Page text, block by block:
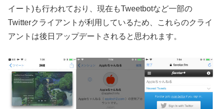
イート)も行われており、現在もTweetbotなど一部の
Twitterクライアントが利用しているため、これらのクライ
アントは後日アップデートされると思われます。